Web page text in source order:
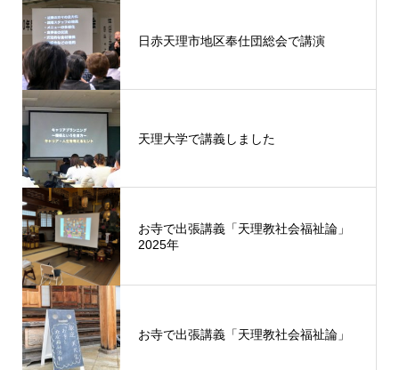
日赤天理市地区奉仕団総会で講演
天理大学で講義しました
お寺で出張講義「天理教社会福祉論」
2025年
お寺で出張講義「天理教社会福祉論」